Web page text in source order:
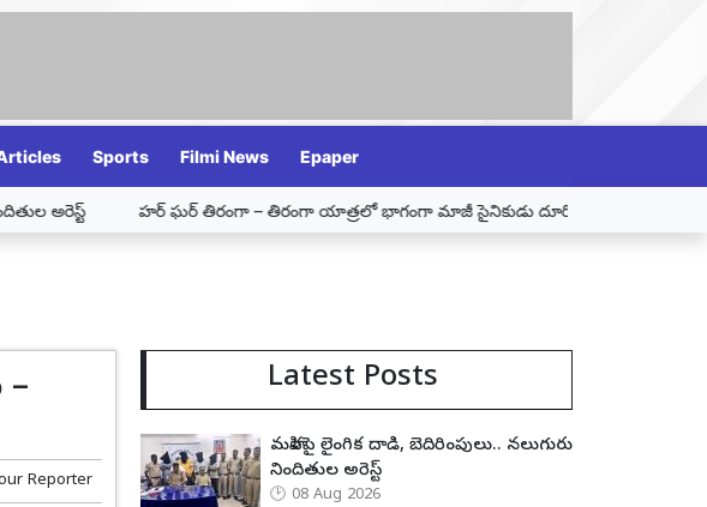
Sports Filmi News Epaper
హర్ ఘర్ తిరంగా – తిరంగా యాత్రలో భాగంగా మాజీ సైనికుడు దూరిశెట్టి కిరణ్ కుమార్‌ను
–
Reporter
Latest Posts
మహిళపై లైంగిక దాడి, బెదిరింపులు.. నలుగురు
నిందితుల అరెస్ట్
08 Aug 2026